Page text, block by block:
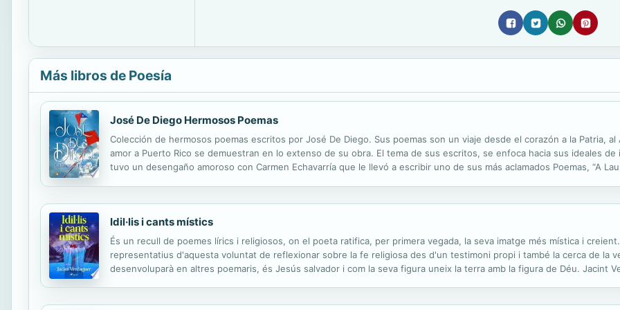
Más libros de Poesía
José De Diego Hermosos Poemas
Colección de hermosos poemas escritos por José De Diego. Sus poemas son un viaje desde el corazón a la Patria,
amor a Puerto Rico se demuestran en lo extenso de su obra. El tema de sus escritos, se enfoca hacia sus ideales
tuvo un desengaño amoroso con Carmen Echavarría que le llevó a escribir uno de sus más aclamados Poemas, “A
Idil·lis i cants místics
És un recull de poemes lírics i religiosos, on el poeta ratifica, per primera vegada, la seva imatge més mística i
representatius d'aquesta voluntat de reflexionar sobre la fe religiosa des d'un testimoni propi i també la cerca de la
desenvoluparà en altres poemaris, és Jesús salvador i com la seva figura uneix la terra amb la figura de Déu. Jacint